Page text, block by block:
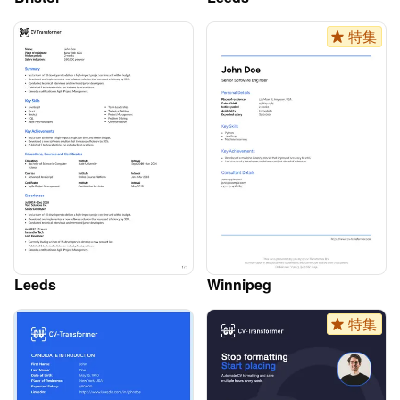
Leeds
特集
Winnipeg
特集